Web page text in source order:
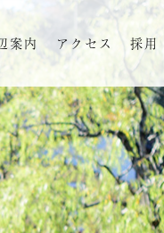
案内 アクセス 採用